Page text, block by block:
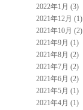
2022年1月 (3)
2021年12月 (1)
2021年10月 (2)
2021年9月 (1)
2021年8月 (2)
2021年7月 (2)
2021年6月 (2)
2021年5月 (1)
2021年4月 (1)